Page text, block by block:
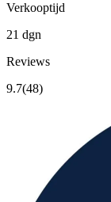
Verkooptijd
21 dgn
Reviews
9.7(48)